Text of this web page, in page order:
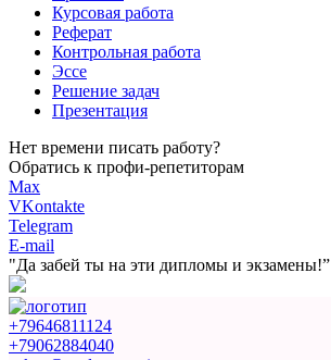
Курсовая работа
Реферат
Контрольная работа
Эссе
Решение задач
Презентация
Нет времени писать работу?
Обратись к профи-репетиторам
Max
VKontakte
Telegram
E-mail
"Да забей ты на эти дипломы и экзамены!”
+79646811124
+79062884040